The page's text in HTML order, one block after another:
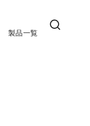
製品一覧